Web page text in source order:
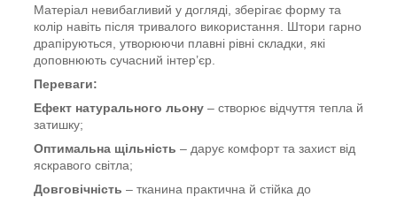
Матеріал невибагливий у догляді, зберігає форму та
колір навіть після тривалого використання. Штори гарно
драпіруються, утворюючи плавні рівні складки, які
доповнюють сучасний інтер’єр.
Переваги:
Ефект натурального льону – створює відчуття тепла й
затишку;
Оптимальна щільність – дарує комфорт та захист від
яскравого світла;
Довговічність – тканина практична й стійка до